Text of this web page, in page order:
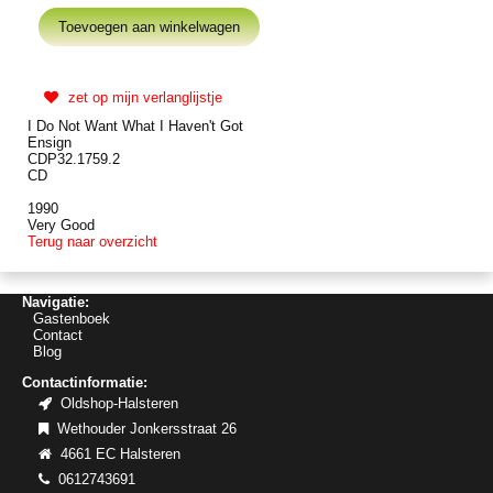
zet op mijn verlanglijstje
I Do Not Want What I Haven't Got
Ensign
CDP32.1759.2
CD
1990
Very Good
Terug naar overzicht
Navigatie:
Gastenboek
Contact
Blog
Contactinformatie:
Oldshop-Halsteren
Wethouder Jonkersstraat 26
4661 EC Halsteren
0612743691